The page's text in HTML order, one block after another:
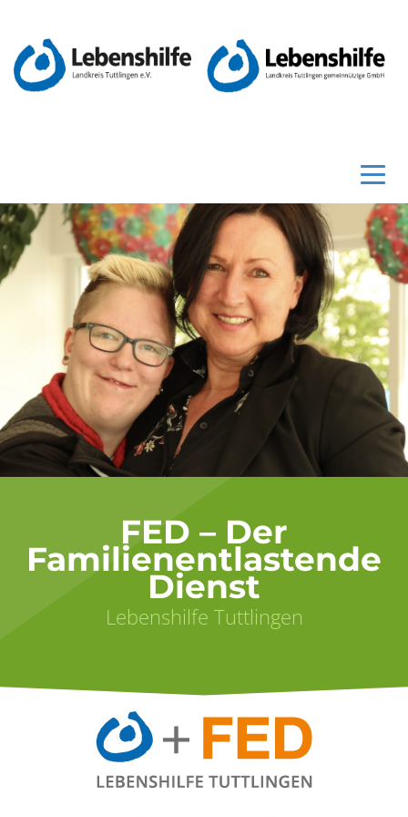
FED – Der
Familienentlastende
Dienst
Lebenshilfe Tuttlingen